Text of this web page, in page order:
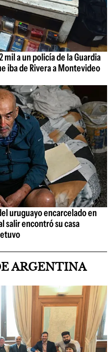
a un policía de la Guardia
iba de Rivera a Montevideo
uruguayo encarcelado en
salir encontró su casa
ARGENTINA